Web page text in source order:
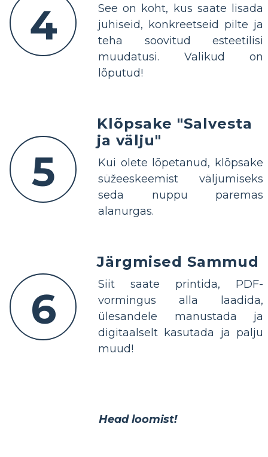
4
See on koht, kus saate lisada
juhiseid, konkreetseid pilte ja
teha soovitud esteetilisi
muudatusi. Valikud on
lõputud!
5
Klõpsake "Salvesta
ja välju"
Kui olete lõpetanud, klõpsake
süžeeskeemist väljumiseks
seda nuppu paremas
alanurgas.
6
Järgmised Sammud
Siit saate printida, PDF-
vormingus alla laadida,
ülesandele manustada ja
digitaalselt kasutada ja palju
muud!
Head loomist!